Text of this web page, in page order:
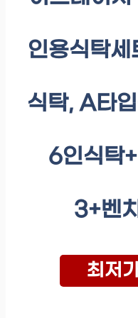
인용식탁세
식탁, A타
6인식탁
3+벤
최저